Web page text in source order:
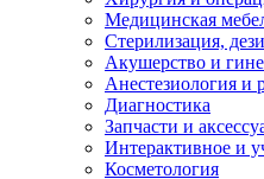
Медицинская
Стерилизация,
Акушерство и
Анестезиология и
Диагностика
Запчасти и
Интерактивное и
Косметология